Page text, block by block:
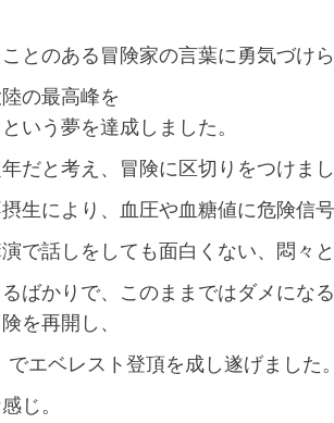
とのある冒険家の言葉に勇気づけら
の最高峰を
いう夢を達成しました。
だと考え、冒険に区切りをつけまし
生により、血圧や血糖値に危険信号
で話しをしても面白くない、悶々
ばかりで、このままではダメにな
を再開し、
でエベレスト登頂を成し遂げました。
じ。